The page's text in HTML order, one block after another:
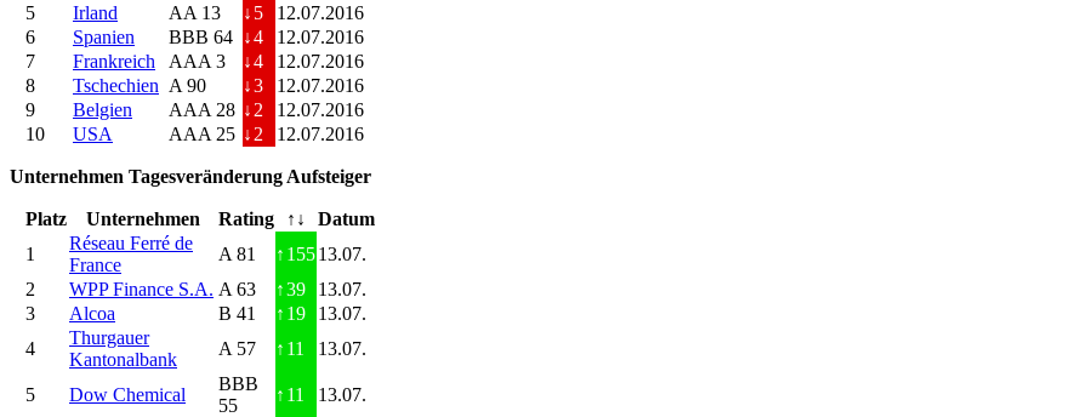
5
Irland AA 13 ↓ 5
12.07.2016
6
Spanien BBB 64 ↓4
12.07.2016
7
Frankreich AAA 3 ↓4
12.07.2016
8
Tschechien A 90 ↓3
12.07.2016
9
Belgien AAA 28 ↓ 2
12.07.2016
10
USA AAA 25 ↓ 2 12.07.2016
Unternehmen Tagesveränderung Aufsteiger
Platz Unternehmen Rating ↑↓
Datum
1
Réseau Ferré de
France
A 81 ↑ 15513.07.
2
WPP Finance S.A. A 63 ↑39
13.07.
3
Alcoa B 41 ↑ 19
13.07.
4
Thurgauer
Kantonalbank
A 57 ↑ 11 13.07.
5 Dow Chemical
BBB
55
↑ 11 13.07.